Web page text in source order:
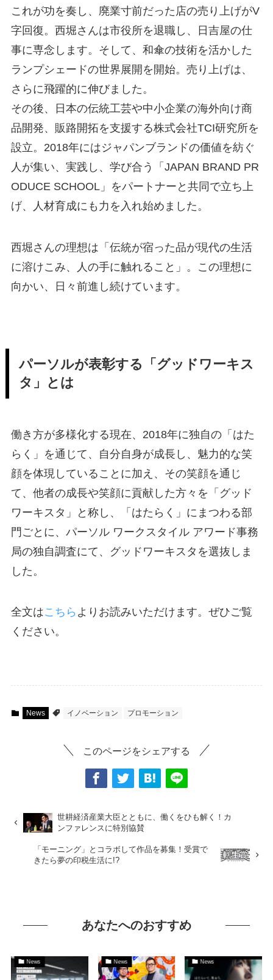
これが功を奏し、廃業寸前だった店の売り上げがV
字回復。西堀さんは市役所を退職し、日吉屋の仕
事に専念します。そして、和傘の技術を活かした
ランプシェードの世界展開を開始。売り上げは、
さらに飛躍的に伸びました。
その後、日本の伝統工芸や中小企業の海外向け商
品開発、販路開拓を支援する株式会社TCI研究所を
設立。2018年にはジャパンブランドの価値を紡ぐ
人が集い、実践し、学び合う「JAPAN BRAND PR
ODUCE SCHOOL」をパートナーと共同で立ち上
げ、人材育成にも力を入れ始めました。
西堀さんの理想は「伝統が宿った品が現代の生活
に溶けこみ、人の手に触れること」。この理想に
向かい、日々前進し続けています。
パーソルが表彰する「グッドワーキス
タ」とは
働き方が多様化する現在、2018年に独自の「はた
らく」を通じて、自分自身が成長し、魅力的な笑
顔を体現していることに加え、その笑顔を通じ
て、他者の成長や笑顔に貢献した方々を「グッド
ワーキスタ」と称し、「はたらく」にまつわる部
門ごとに、パーソル ワークスタイル アワード事務
局の独自調査にて、グッドワーキスタを選抜しま
した。
全文はこちら よりお読みいただけます。ぜひご覧
ください。
News イノベーション プロモーション
このページをシェアする
世耕経済産業大臣とともに、働くをひも解く！カ
ンファレンスに特別協賛
「モーニング」とコラボして作品を募集！受賞で
きたら夢の印税生活に!?
あなたへのおすすめ
News News News